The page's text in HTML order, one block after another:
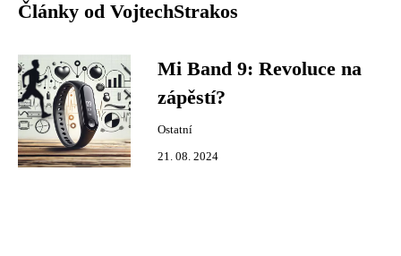
Články od VojtechStrakos
Mi Band 9: Revoluce na
zápěstí?
Ostatní
21. 08. 2024